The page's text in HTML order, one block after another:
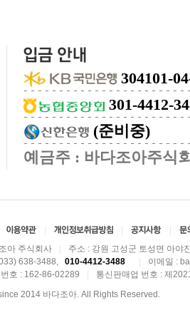
304101-
301-4412-
(준비중)
예금주 : 바다조아주식
아 주식회사
주소 : 강원 고성군 토성면 아야
638-3488, 010-4412-3488 이메일 :
호 : 162-86-02289
통신판매업 번호 : 제
2014 바다조아. All Rights Reserved.